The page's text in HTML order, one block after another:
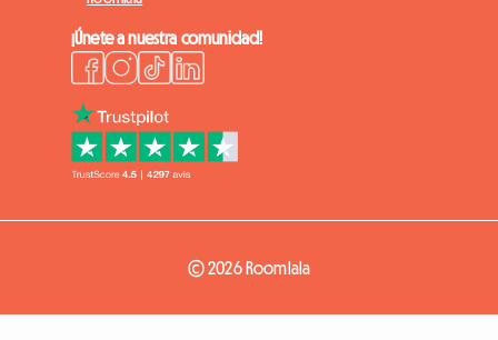
¡Únete a nuestra comunidad!
© 2026 Roomlala